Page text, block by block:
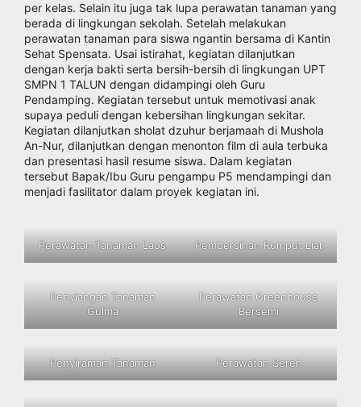
per kelas. Selain itu juga tak lupa perawatan tanaman yang
berada di lingkungan sekolah. Setelah melakukan
perawatan tanaman para siswa ngantin bersama di Kantin
Sehat Spensata. Usai istirahat, kegiatan dilanjutkan
dengan kerja bakti serta bersih-bersih di lingkungan UPT
SMPN 1 TALUN dengan didampingi oleh Guru
Pendamping. Kegiatan tersebut untuk memotivasi anak
supaya peduli dengan kebersihan lingkungan sekitar.
Kegiatan dilanjutkan sholat dzuhur berjamaah di Mushola
An-Nur, dilanjutkan dengan menonton film di aula terbuka
dan presentasi hasil resume siswa. Dalam kegiatan
tersebut Bapak/Ibu Guru pengampu P5 mendampingi dan
menjadi fasilitator dalam proyek kegiatan ini.
Perawatan Tanaman Laos Pembersihan Rumput Liar
Penyiangan Tanaman
Gulma
Perawatan Greenhouse
Bersemi
Penyiraman Tanaman Perawatan Sereh